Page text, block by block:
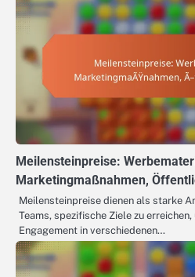
Meilensteinpreise:
Marketingmaßnahmen,
Meilensteinpreise dienen als starke
Teams, spezifische Ziele zu
Engagement in verschiedenen…